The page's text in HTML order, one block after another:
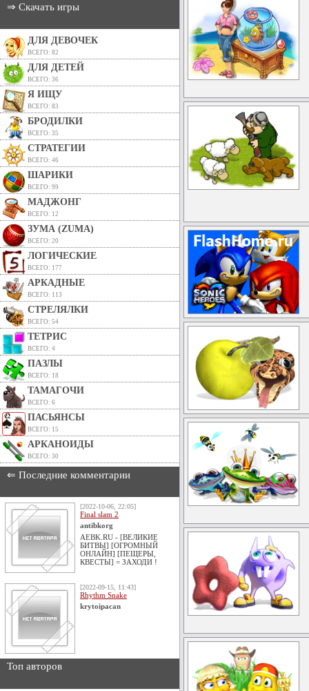
⇒ Скачать игры
ДЛЯ ДЕВОЧЕК
ВСЕГО: 82
ДЛЯ ДЕТЕЙ
ВСЕГО: 36
Я ИЩУ
ВСЕГО: 83
БРОДИЛКИ
ВСЕГО: 35
СТРАТЕГИИ
ВСЕГО: 46
ШАРИКИ
ВСЕГО: 99
МАДЖОНГ
ВСЕГО: 12
ЗУМА (ZUMA)
ВСЕГО: 20
ЛОГИЧЕСКИЕ
ВСЕГО: 177
АРКАДНЫЕ
ВСЕГО: 113
СТРЕЛЯЛКИ
ВСЕГО: 54
ТЕТРИС
ВСЕГО: 4
ПАЗЛЫ
ВСЕГО: 18
ТАМАГОЧИ
ВСЕГО: 6
ПАСЬЯНСЫ
ВСЕГО: 15
АРКАНОИДЫ
ВСЕГО: 30
⇐ Последние комментарии
[2022-10-06, 22:05]
Final slam 2
antibkorg
AEBK.RU - [ВЕЛИКИЕ
БИТВЫ] [ОГРОМНЫЙ
ОНЛАЙН] [ПЕЩЕРЫ,
КВЕСТЫ] = ЗАХОДИ !
[2022-09-15, 11:43]
Rhythm Snake
krytoipacan
Топ авторов